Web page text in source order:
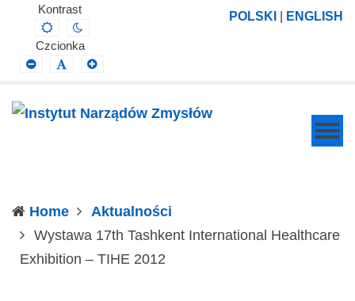
Instytut
Narządów
Zmysłów
Projektowanie,
prowadzenie
prac
Kontrast
DefaultNight
Czcionka
SmallerDefaultLarger
POLSKI | ENGLISH
Home
Aktualności
Wystawa 17th Tashkent International Healthcare
Exhibition – TIHE 2012